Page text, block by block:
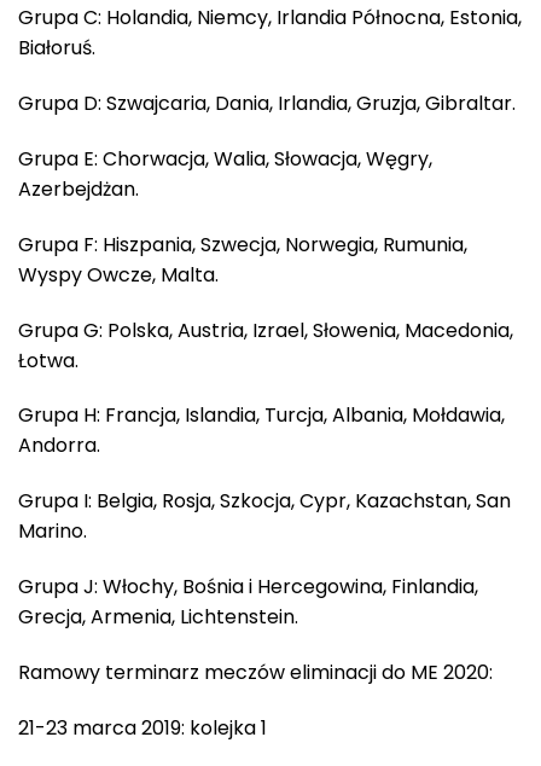
Grupa C: Holandia, Niemcy, Irlandia Północna, Estonia,
Białoruś.
Grupa D: Szwajcaria, Dania, Irlandia, Gruzja, Gibraltar.
Grupa E: Chorwacja, Walia, Słowacja, Węgry,
Azerbejdżan.
Grupa F: Hiszpania, Szwecja, Norwegia, Rumunia,
Wyspy Owcze, Malta.
Grupa G: Polska, Austria, Izrael, Słowenia, Macedonia,
Łotwa.
Grupa H: Francja, Islandia, Turcja, Albania, Mołdawia,
Andorra.
Grupa I: Belgia, Rosja, Szkocja, Cypr, Kazachstan, San
Marino.
Grupa J: Włochy, Bośnia i Hercegowina, Finlandia,
Grecja, Armenia, Lichtenstein.
Ramowy terminarz meczów eliminacji do ME 2020:
21-23 marca 2019: kolejka 1